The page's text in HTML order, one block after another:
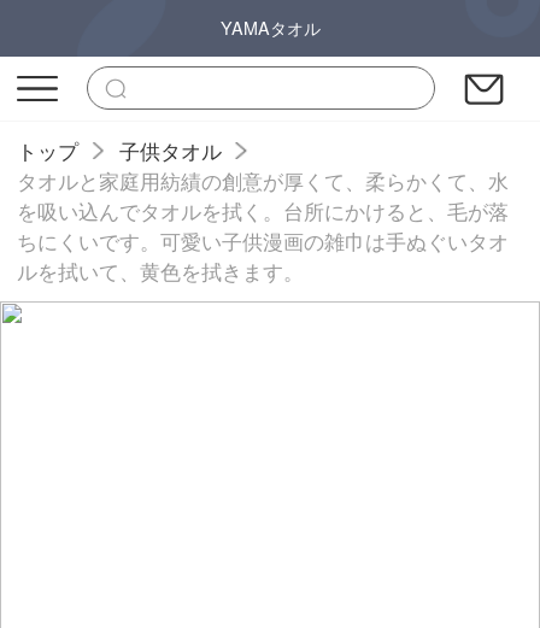
YAMAタオル
トップ
子供タオル
タオルと家庭用紡績の創意が厚くて、柔らかくて、水
を吸い込んでタオルを拭く。台所にかけると、毛が落
ちにくいです。可愛い子供漫画の雑巾は手ぬぐいタオ
ルを拭いて、黄色を拭きます。